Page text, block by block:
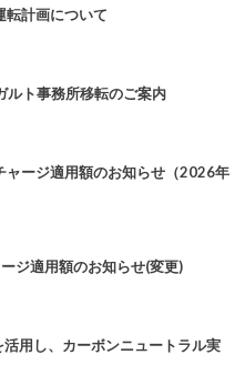
転計画について
ルト事務所移転のご案内
ャージ適用額のお知らせ（2026年
ジ適用額のお知らせ(変更)
用し、カーボンニュートラル実